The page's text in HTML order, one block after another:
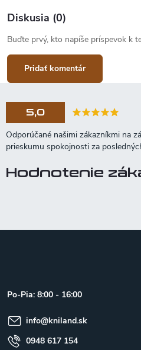
Diskusia (0)
Buďte prvý, kto napíše príspevok k
Pridať komentár
5,0
Hodnotenie
Po-Pia: 8:00 - 16:00
info@kniland.sk
0948 617 154